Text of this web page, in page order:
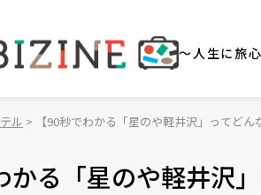
～人生に旅
ル 【90秒でわかる「星のや軽井沢」ってど
かる「星のや軽井沢